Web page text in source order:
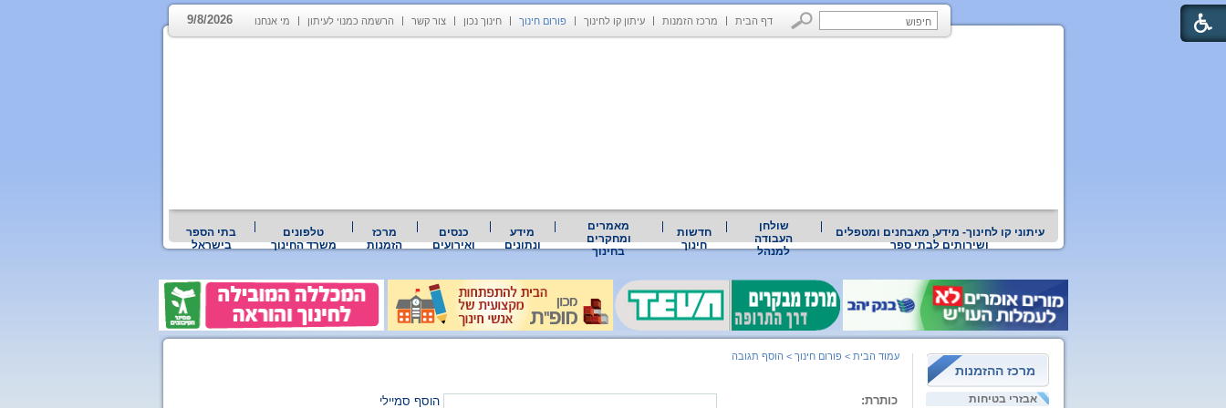
דף הבית מרכז הזמנות עיתון קו לחינוך פורום חינוך חינוך נכון צור קשר הרשמה כמנוי לעיתון מי אנחנו 9/8/2026
עיתוני קו לחינוך- מידע, מאבחנים ומטפלים
ושירותים לבתי ספר
שולחן
העבודה
למנהל
חדשות
חינוך
מאמרים
ומחקרים
בחינוך
מידע
ונתונים
כנסים
ואירועים
מרכז
הזמנות
טלפונים
משרד החינוך
בתי הספר
בישראל
מרכז ההזמנות
אבזרי בטיחות
עמוד הבית > פורום חינוך > הוסף תגובה
כותרת: הוסף סמיילי